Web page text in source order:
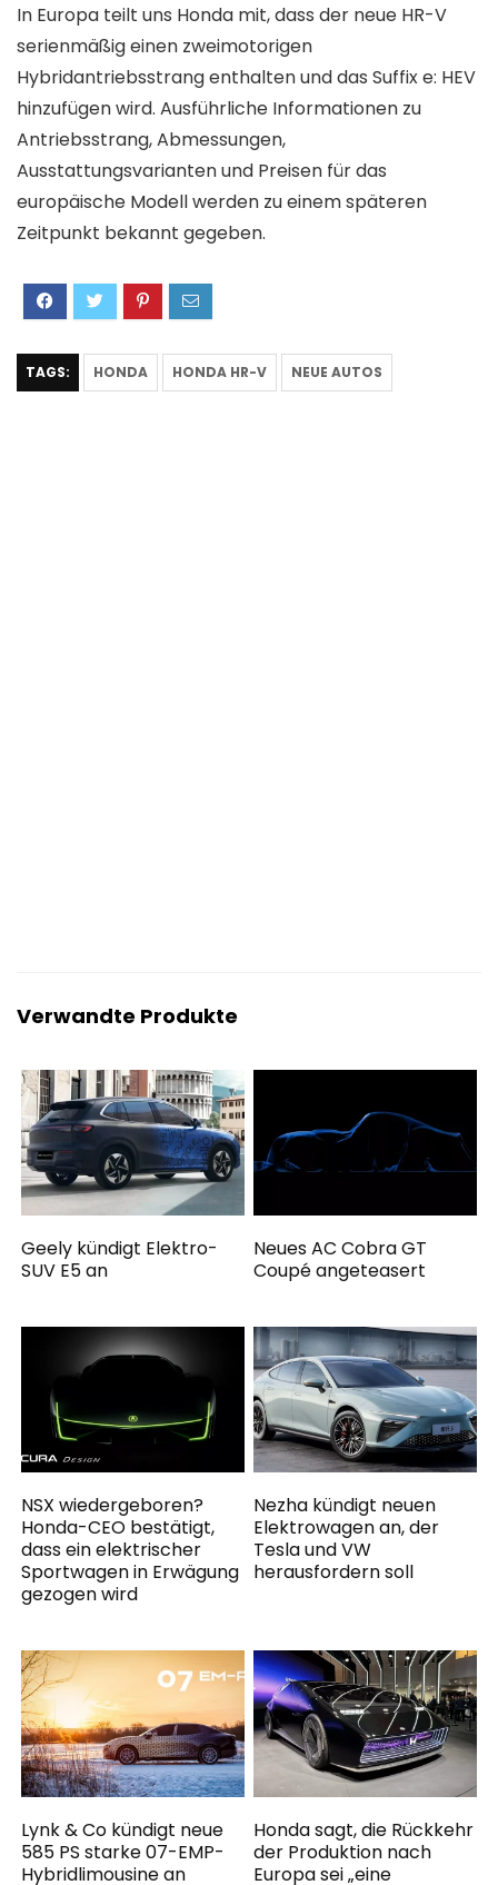
In Europa teilt uns Honda mit, dass der neue HR-V
serienmäßig einen zweimotorigen
Hybridantriebsstrang enthalten und das Suffix e: HEV
hinzufügen wird. Ausführliche Informationen zu
Antriebsstrang, Abmessungen,
Ausstattungsvarianten und Preisen für das
europäische Modell werden zu einem späteren
Zeitpunkt bekannt gegeben.
TAGS: HONDA HONDA HR-V NEUE AUTOS
Verwandte Produkte
Geely kündigt Elektro-
SUV E5 an
Neues AC Cobra GT
Coupé angeteasert
NSX wiedergeboren?
Honda-CEO bestätigt,
dass ein elektrischer
Sportwagen in Erwägung
gezogen wird
Nezha kündigt neuen
Elektrowagen an, der
Tesla und VW
herausfordern soll
Lynk & Co kündigt neue
585 PS starke 07-EMP-
Hybridlimousine an
Honda sagt, die Rückkehr
der Produktion nach
Europa sei „eine